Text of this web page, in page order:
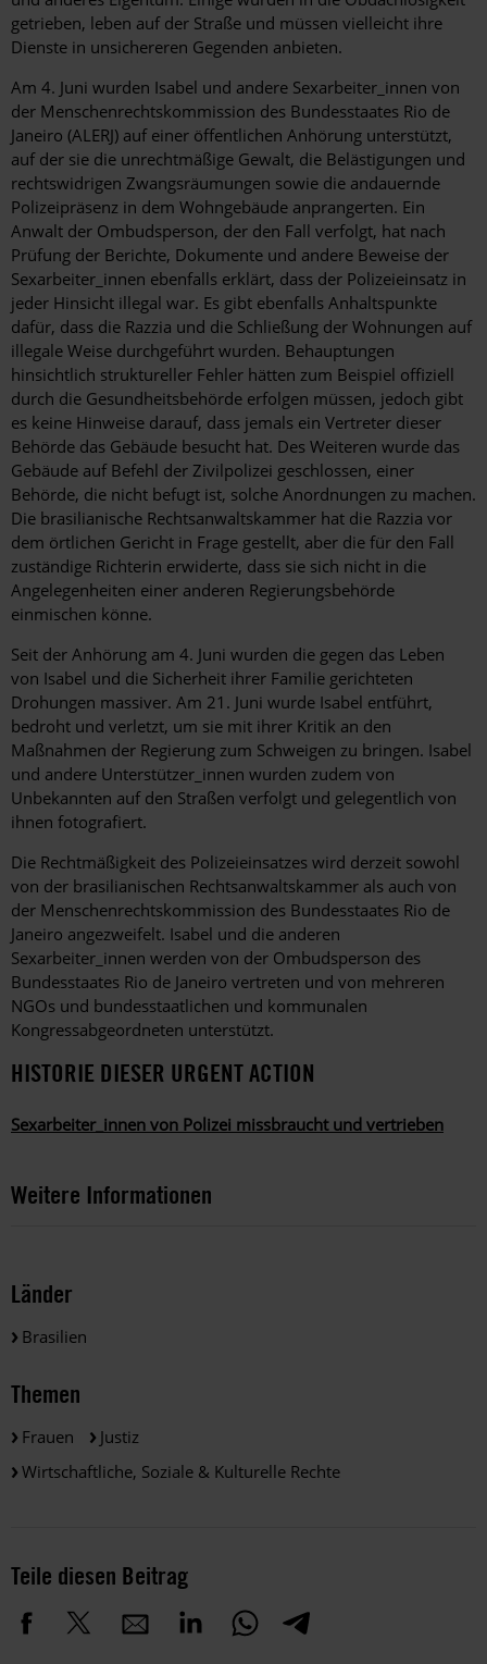
getrieben, leben auf der Straße und müssen vielleicht ihre
Dienste in unsichereren Gegenden anbieten.
Am 4. Juni wurden Isabel und andere Sexarbeiter_innen von
der Menschenrechtskommission des Bundesstaates Rio de
Janeiro (ALERJ) auf einer öffentlichen Anhörung unterstützt,
auf der sie die unrechtmäßige Gewalt, die Belästigungen und
rechtswidrigen Zwangsräumungen sowie die andauernde
Polizeipräsenz in dem Wohngebäude anprangerten. Ein
Anwalt der Ombudsperson, der den Fall verfolgt, hat nach
Prüfung der Berichte, Dokumente und andere Beweise der
Sexarbeiter_innen ebenfalls erklärt, dass der Polizeieinsatz in
jeder Hinsicht illegal war. Es gibt ebenfalls Anhaltspunkte
dafür, dass die Razzia und die Schließung der Wohnungen auf
illegale Weise durchgeführt wurden. Behauptungen
hinsichtlich struktureller Fehler hätten zum Beispiel offiziell
durch die Gesundheitsbehörde erfolgen müssen, jedoch gibt
es keine Hinweise darauf, dass jemals ein Vertreter dieser
Behörde das Gebäude besucht hat. Des Weiteren wurde das
Gebäude auf Befehl der Zivilpolizei geschlossen, einer
Behörde, die nicht befugt ist, solche Anordnungen zu machen.
Die brasilianische Rechtsanwaltskammer hat die Razzia vor
dem örtlichen Gericht in Frage gestellt, aber die für den Fall
zuständige Richterin erwiderte, dass sie sich nicht in die
Angelegenheiten einer anderen Regierungsbehörde
einmischen könne.
Seit der Anhörung am 4. Juni wurden die gegen das Leben
von Isabel und die Sicherheit ihrer Familie gerichteten
Drohungen massiver. Am 21. Juni wurde Isabel entführt,
bedroht und verletzt, um sie mit ihrer Kritik an den
Maßnahmen der Regierung zum Schweigen zu bringen. Isabel
und andere Unterstützer_innen wurden zudem von
Unbekannten auf den Straßen verfolgt und gelegentlich von
ihnen fotografiert.
Die Rechtmäßigkeit des Polizeieinsatzes wird derzeit sowohl
von der brasilianischen Rechtsanwaltskammer als auch von
der Menschenrechtskommission des Bundesstaates Rio de
Janeiro angezweifelt. Isabel und die anderen
Sexarbeiter_innen werden von der Ombudsperson des
Bundesstaates Rio de Janeiro vertreten und von mehreren
NGOs und bundesstaatlichen und kommunalen
Kongressabgeordneten unterstützt.
HISTORIE DIESER URGENT ACTION
Sexarbeiter_innen von Polizei missbraucht und vertrieben
Weitere Informationen
Länder
Brasilien
Themen
Frauen
Justiz
Wirtschaftliche, Soziale & Kulturelle Rechte
Teile diesen Beitrag